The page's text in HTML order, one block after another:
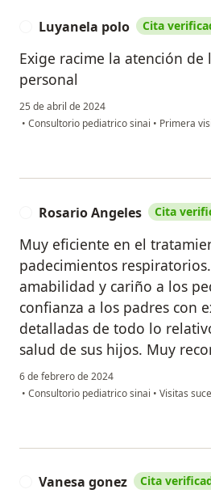
Luyanela polo Cita
Exige racime la atención de
personal
25 de abril de 2024
• Consultorio pediatrico sinai • Primera
Rosario Angeles Cita
Muy eficiente en el
padecimientos
amabilidad y cariño a los
confianza a los padres con
detalladas de todo lo
salud de sus hijos. Muy
6 de febrero de 2024
• Consultorio pediatrico sinai • Visitas
Vanesa gonez Cita